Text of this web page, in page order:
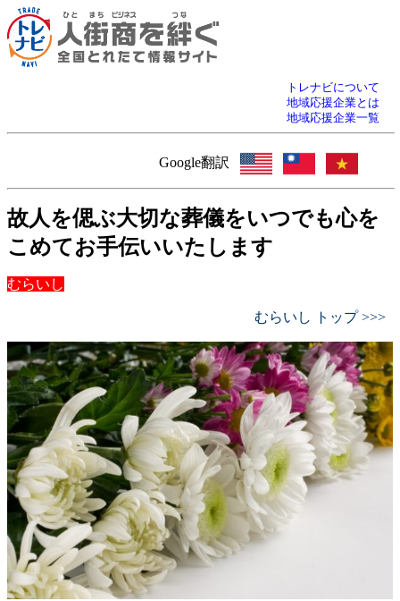
トレナビについて
地域応援企業とは
地域応援企業一覧
Google翻訳
故人を偲ぶ大切な葬儀をいつでも心を
こめてお手伝いいたします
むらいし
むらいし トップ >>>